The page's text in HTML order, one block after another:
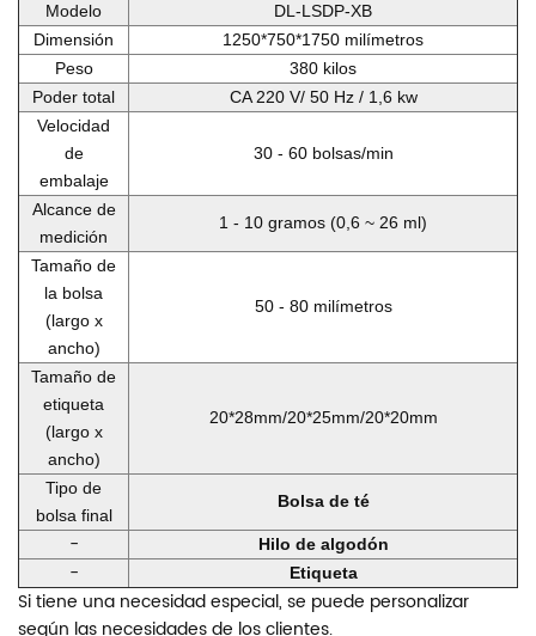
Modelo
DL-LSDP-XB
Dimensión
1250*750*1750 milímetros
Peso
380 kilos
Poder total
CA 220 V/ 50 Hz / 1,6 kw
Velocidad
de
embalaje
30 - 60 bolsas/min
Alcance de
medición
1 - 10 gramos (0,6 ~ 26 ml)
Tamaño de
la bolsa
(largo x
ancho)
50 - 80 milímetros
Tamaño de
etiqueta
(largo x
ancho)
20*28mm/20*25mm/20*20mm
Tipo de
bolsa final
Bolsa de té
- Hilo de algodón
- Etiqueta
Si tiene una necesidad especial, se puede personalizar
según las necesidades de los clientes.